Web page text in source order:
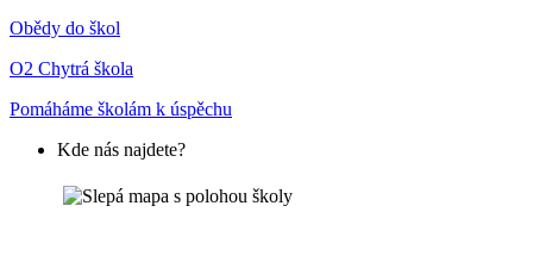
Obědy do škol
O2 Chytrá škola
Pomáháme školám k úspěchu
Kde nás najdete?